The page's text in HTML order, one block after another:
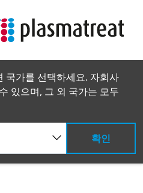
국가를 선택하세요. 자회사
있으며, 그 외 국가는 모두
확인
언론
ZF TRW Automotive